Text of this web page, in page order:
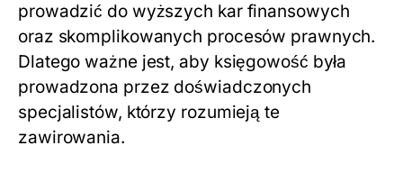
prowadzić do wyższych kar finansowych
oraz skomplikowanych procesów prawnych.
Dlatego ważne jest, aby księgowość była
prowadzona przez doświadczonych
specjalistów, którzy rozumieją te
zawirowania.